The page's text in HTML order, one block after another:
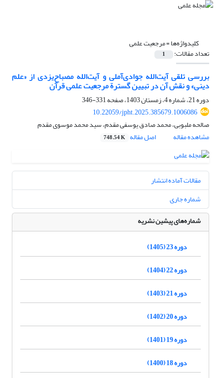
کلیدواژه‌ها =مرجعیت علمی
تعداد مقالات: 1
بررسی تلقی آیت‌الله جوادی‌آملی و آیت‌الله مصباح‌یزدی از «علم
دینی» و نقش آن در تبیین گسترة مرجعیت علمی قرآن
دوره 21، شماره 4، زمستان 1403، صفحه
331-346
10.22059/jpht.2025.385679.1006086
صالحه ملبوبی، محمد صادق یوسفی مقدم، سید محمد موسوی مقدم
مشاهده مقاله
اصل مقاله 748.54 K
مقالات آماده انتشار
شماره جاری
شماره‌های پیشین نشریه
دوره 23 (1405)
دوره 22 (1404)
دوره 21 (1403)
دوره 20 (1402)
دوره 19 (1401)
دوره 18 (1400)